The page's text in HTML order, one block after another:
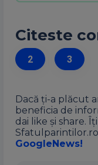
Citeste
2
3
Dacă ți-a plăcut
beneficia de
dai like și share.
GoogleNews!